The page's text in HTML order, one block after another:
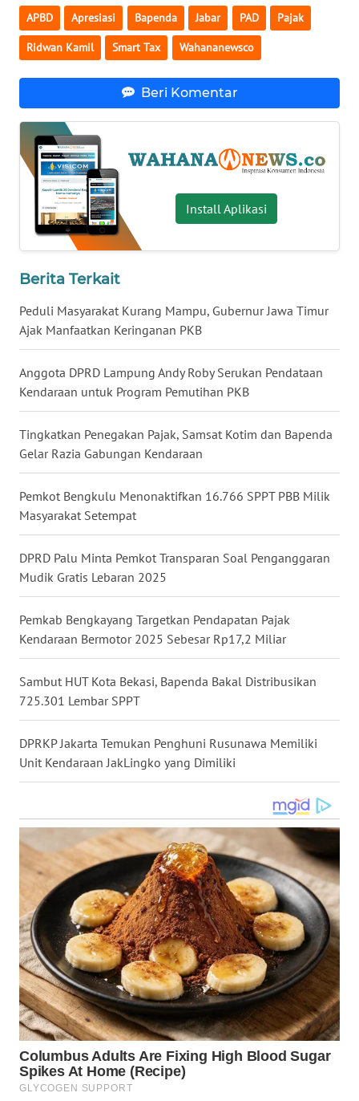
APBD Apresiasi Bapenda Jabar PAD Pajak
Ridwan Kamil Smart Tax Wahananewsco
Beri Komentar
Install Aplikasi
Berita Terkait
Peduli Masyarakat Kurang Mampu, Gubernur Jawa Timur
Ajak Manfaatkan Keringanan PKB
Anggota DPRD Lampung Andy Roby Serukan Pendataan
Kendaraan untuk Program Pemutihan PKB
Tingkatkan Penegakan Pajak, Samsat Kotim dan Bapenda
Gelar Razia Gabungan Kendaraan
Pemkot Bengkulu Menonaktifkan 16.766 SPPT PBB Milik
Masyarakat Setempat
DPRD Palu Minta Pemkot Transparan Soal Penganggaran
Mudik Gratis Lebaran 2025
Pemkab Bengkayang Targetkan Pendapatan Pajak
Kendaraan Bermotor 2025 Sebesar Rp17,2 Miliar
Sambut HUT Kota Bekasi, Bapenda Bakal Distribusikan
725.301 Lembar SPPT
DPRKP Jakarta Temukan Penghuni Rusunawa Memiliki
Unit Kendaraan JakLingko yang Dimiliki
WN
BABEL
WN
WN
SUMSEL
WN
BENGKULU
LAMPUNG
WN
JATENG
WN
NUSANTARA
WN
JOGJA
WN
JATIM
WN
BALI
WN
KALBAR
WN
KALTENG
WN
KALTARA
WN
KALTIM
SULSEL
WN
GORONTALO
WN
SULUT
WN